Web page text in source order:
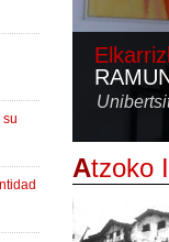
Atzoko